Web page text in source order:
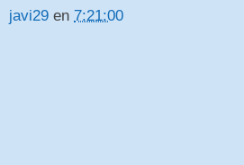
javi29 en 7:21:00